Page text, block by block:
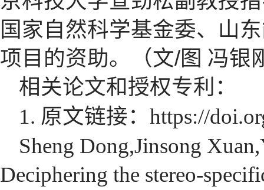
国家自然科学基金委、山
项目的资助。
（文/图 冯银
相关论文和授权专利：
1. 原文链接： https://
Sheng Dong,Jinsong
Deciphering the stereo-